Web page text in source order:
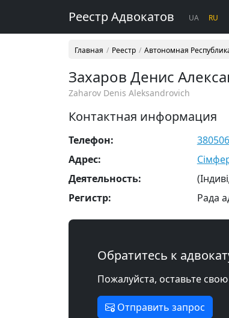
Реестр Адвокатов UA RU
Главная Реестр Автономная
Захаров Денис
Zaharov Denis Aleksandrovich
Контактная информация
Телефон:
Адрес:
Деятельность:
Регистр:
Рада
Обратитесь к
Пожалуйста, оставьте
Отправить запрос